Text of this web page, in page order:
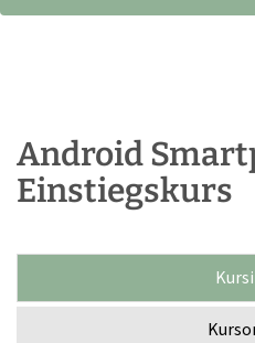
Android
Einstiegskurs